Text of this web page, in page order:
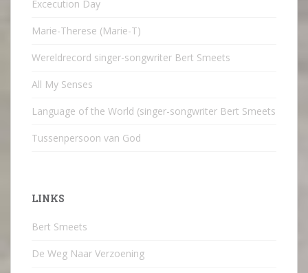
Excecution Day
Marie-Therese (Marie-T)
Wereldrecord singer-songwriter Bert Smeets
All My Senses
Language of the World (singer-songwriter Bert Smeets
Tussenpersoon van God
LINKS
Bert Smeets
De Weg Naar Verzoening